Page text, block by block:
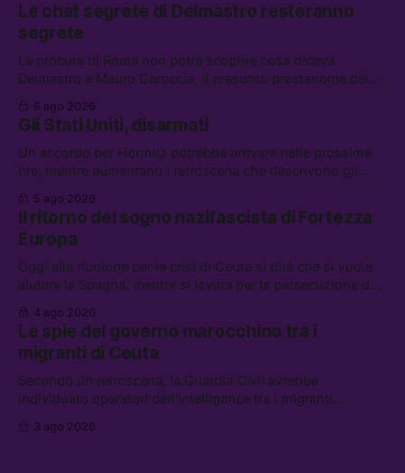
Le chat segrete di Delmastro resteranno
segrete
La procura di Roma non potrà scoprire cosa diceva
Delmastro a Mauro Caroccia, il presunto prestanome del
attacchi in Libano, il governo chiederà 36 miliardi di
flessibilità in armi e energia, e Grokipedia è già stata
abbandonata
6 ago 2026
Gli Stati Uniti, disarmati
Un accordo per Hormuz potrebbe arrivare nelle prossime
ore, mentre aumentano i retroscena che descrivono gli
chi aspetta i dispersi di Ceuta, il boom dei carburanti
diluiti, e quanti attivisti anti data center sono stati arrestati
5 ago 2026
Il ritorno del sogno nazifascista di Fortezza
Europa
Oggi alla riunione per la crisi di Ceuta si dirà che si vuole
aiutare la Spagna, mentre si lavora per la persecuzione dei
spontanei a Gaza, un giovane di 19 anni è morto sotto il
sole per raccogliere pomodori, e cosa dice l’AI Act europeo
4 ago 2026
Le spie del governo marocchino tra i
migranti di Ceuta
Secondo un retroscena, la Guardia Civil avrebbe
individuato operatori dell’intelligence tra i migranti
hanno ucciso 19 persone a Gaza; le tensioni nel campo
3 ago 2026